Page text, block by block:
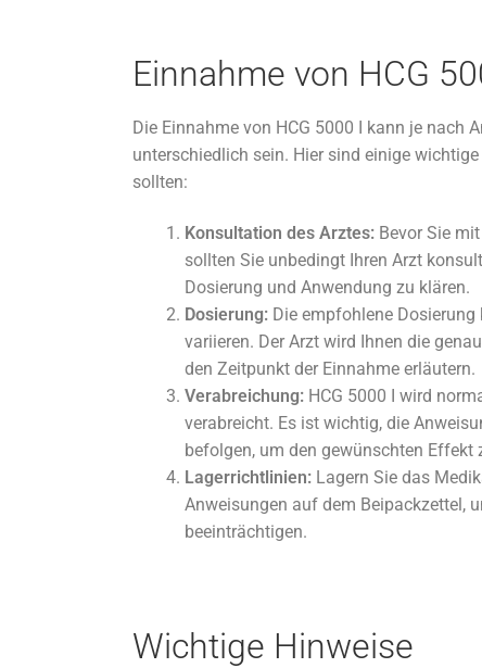
Einnahme von HCG
Die Einnahme von HCG 5000 I kann je nach
unterschiedlich sein. Hier sind einige
sollten:
Konsultation des Arztes: Bevor Sie
sollten Sie unbedingt Ihren Arzt
Dosierung und Anwendung zu klären.
Dosierung: Die empfohlene
variieren. Der Arzt wird Ihnen die
den Zeitpunkt der Einnahme erläutern.
Verabreichung: HCG 5000 I wird
verabreicht. Es ist wichtig, die
befolgen, um den gewünschten Effekt
Lagerrichtlinien: Lagern Sie das
Anweisungen auf dem Beipackzettel,
beeinträchtigen.
Wichtige Hinweise